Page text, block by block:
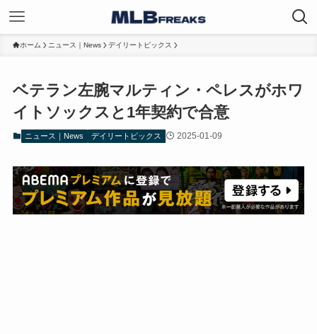
ホーム ニュース｜News デイリートピックス
ベテラン左腕マルティン・ペレスがホワ
イトソックスと1年契約で合意
ニュース｜News デイリートピックス 2025-01-09